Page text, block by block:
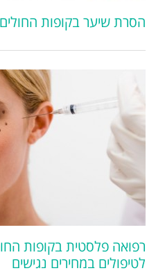
הסרת שיער בקופות
רפואה פלסטית בקופות
לטיפולים במחירים נגישים